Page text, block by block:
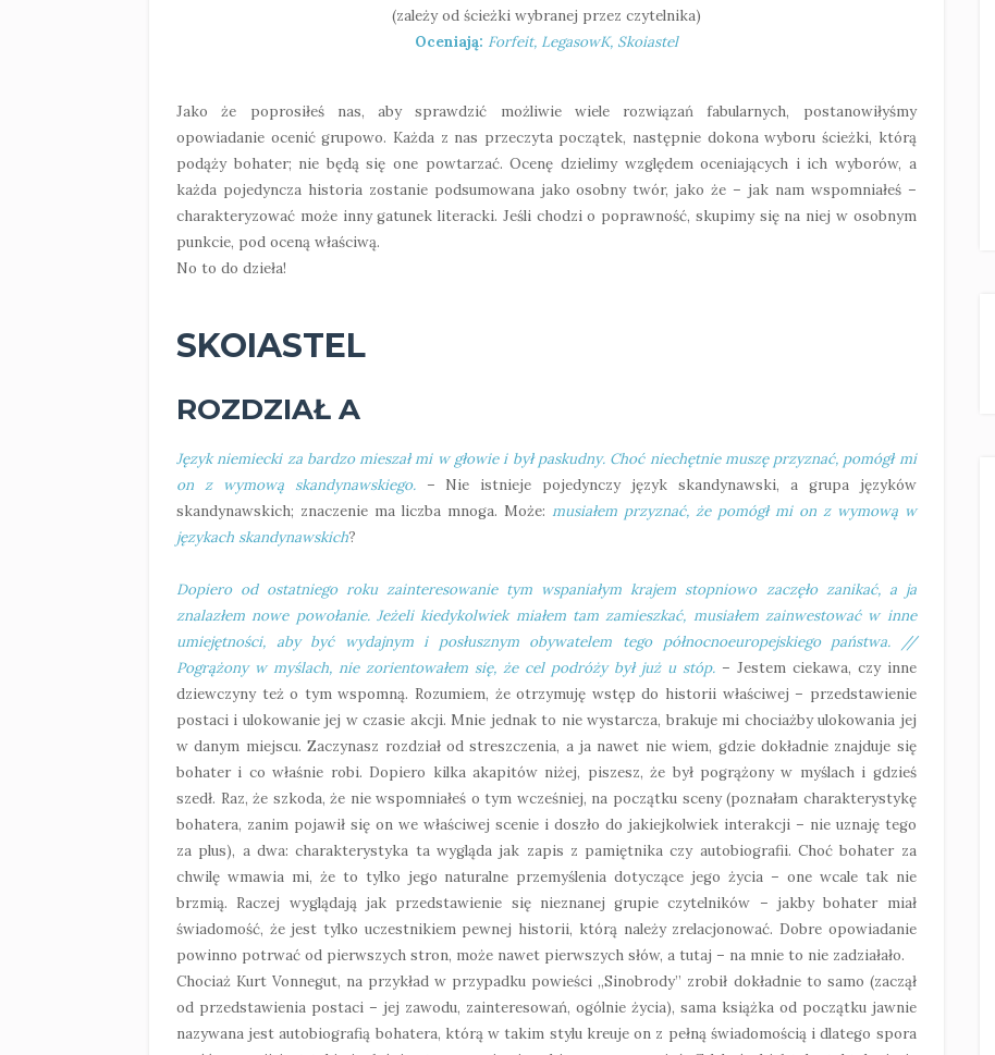
(zależy od ścieżki wybranej przez czytelnika)
Oceniają: Forfeit, LegasowK, Skoiastel
Jako że poprosiłeś nas, aby sprawdzić możliwie wiele rozwiązań fabularnych, postanowiłyśmy
opowiadanie ocenić grupowo. Każda z nas przeczyta początek, następnie dokona wyboru ścieżki, którą
podąży bohater; nie będą się one powtarzać. Ocenę dzielimy względem oceniających i ich wyborów, a
każda pojedyncza historia zostanie podsumowana jako osobny twór, jako że – jak nam wspomniałeś –
charakteryzować może inny gatunek literacki. Jeśli chodzi o poprawność, skupimy się na niej w osobnym
punkcie, pod oceną właściwą.
No to do dzieła!
SKOIASTEL
ROZDZIAŁ A
Język niemiecki za bardzo mieszał mi w głowie i był paskudny. Choć niechętnie muszę przyznać, pomógł mi
on z wymową skandynawskiego.– Nie istnieje pojedynczy język skandynawski, a grupa języków
skandynawskich; znaczenie ma liczba mnoga. Może: musiałem przyznać, że pomógł mi on z wymową w
językach skandynawskich?
Dopiero od ostatniego roku zainteresowanie tym wspaniałym krajem stopniowo zaczęło zanikać, a ja
znalazłem nowe powołanie. Jeżeli kiedykolwiek miałem tam zamieszkać, musiałem zainwestować w inne
umiejętności, aby być wydajnym i posłusznym obywatelem tego północnoeuropejskiego państwa. //
Pogrążony w myślach, nie zorientowałem się, że cel podróży był już u stóp.– Jestem ciekawa, czy inne
dziewczyny też o tym wspomną. Rozumiem, że otrzymuję wstęp do historii właściwej – przedstawienie
postaci i ulokowanie jej w czasie akcji. Mnie jednak to nie wystarcza, brakuje mi chociażby ulokowania jej
w danym miejscu. Zaczynasz rozdział od streszczenia, a ja nawet nie wiem, gdzie dokładnie znajduje się
bohater i co właśnie robi. Dopiero kilka akapitów niżej, piszesz, że był pogrążony w myślach i gdzieś
szedł. Raz, że szkoda, że nie wspomniałeś o tym wcześniej, na początku sceny (poznałam charakterystykę
bohatera, zanim pojawił się on we właściwej scenie i doszło do jakiejkolwiek interakcji – nie uznaję tego
za plus), a dwa: charakterystyka ta wygląda jak zapis z pamiętnika czy autobiografii. Choć bohater za
chwilę wmawia mi, że to tylko jego naturalne przemyślenia dotyczące jego życia – one wcale tak nie
brzmią. Raczej wyglądają jak przedstawienie się nieznanej grupie czytelników – jakby bohater miał
świadomość, że jest tylko uczestnikiem pewnej historii, którą należy zrelacjonować. Dobre opowiadanie
powinno potrwać od pierwszych stron, może nawet pierwszych słów, a tutaj – na mnie to nie zadziałało.
Chociaż Kurt Vonnegut, na przykład w przypadku powieści „Sinobrody” zrobił dokładnie to samo (zaczął
od przedstawienia postaci – jej zawodu, zainteresowań, ogólnie życia), sama książka od początku jawnie
nazywana jest autobiografią bohatera, którą w takim stylu kreuje on z pełną świadomością i dlatego spora